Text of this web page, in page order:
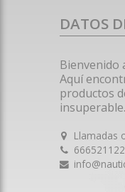
DATOS
Bienvenido
Aquí
productos
Llamadas